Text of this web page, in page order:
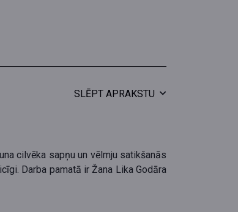
SLĒPT APRAKSTU
cilvēka sapņu un vēlmju satikšanās
Darba pamatā ir Žana Lika Godāra